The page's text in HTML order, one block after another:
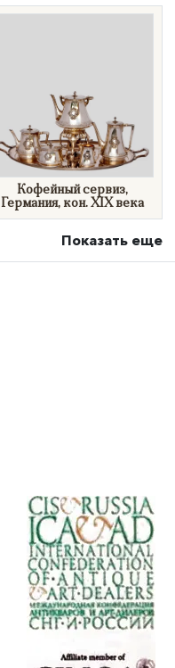
Кофейный сервиз,
Германия, кон. XIX века
Показать еще